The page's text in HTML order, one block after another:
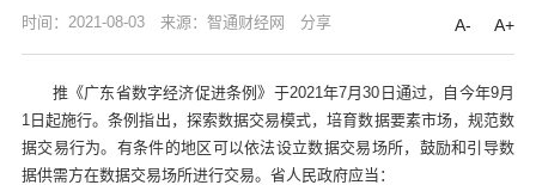
时间：2021-08-03 来源：智通财经网 分享 A- A+
推《广东省数字经济促进条例》于2021年7月30日通过，自今年9月
1日起施行。条例指出，探索数据交易模式，培育数据要素市场，规范数
据交易行为。有条件的地区可以依法设立数据交易场所，鼓励和引导数
据供需方在数据交易场所进行交易。省人民政府应当：